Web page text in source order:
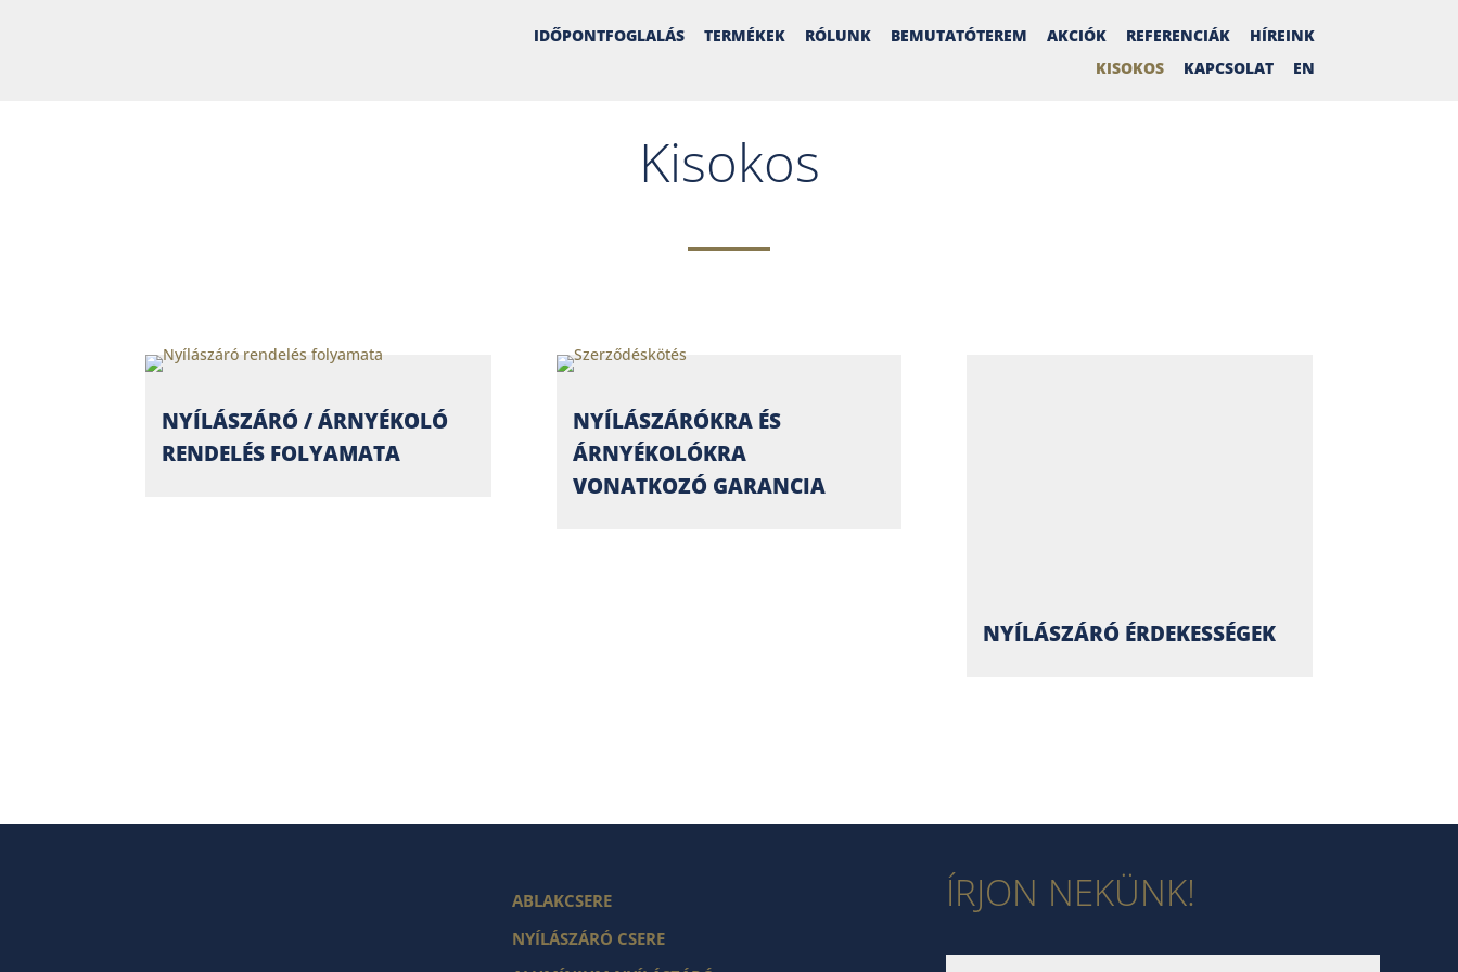
IDŐPONTFOGLALÁS TERMÉKEK RÓLUNK BEMUTATÓTEREM AKCIÓK REFERENCIÁK
HÍREINK
KISOKOS
KAPCSOLAT EN
Kisokos
NYÍLÁSZÁRÓ / ÁRNYÉKOLÓ
RENDELÉS FOLYAMATA
NYÍLÁSZÁRÓKRA ÉS
ÁRNYÉKOLÓKRA
VONATKOZÓ GARANCIA
NYÍLÁSZÁRÓ ÉRDEKESSÉGEK
ABLAKCSERE
NYÍLÁSZÁRÓ CSERE
ÍRJON NEKÜNK!